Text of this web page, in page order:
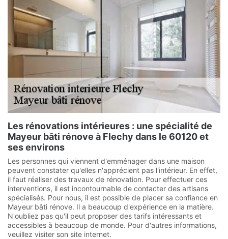
Les rénovations intérieures : une spécialité de
Mayeur bâti rénove à Flechy dans le 60120 et
ses environs
Les personnes qui viennent d'emménager dans une maison
peuvent constater qu'elles n'apprécient pas l'intérieur. En effet,
il faut réaliser des travaux de rénovation. Pour effectuer ces
interventions, il est incontournable de contacter des artisans
spécialisés. Pour nous, il est possible de placer sa confiance en
Mayeur bâti rénove. Il a beaucoup d'expérience en la matière.
N'oubliez pas qu'il peut proposer des tarifs intéressants et
accessibles à beaucoup de monde. Pour d'autres informations,
veuillez visiter son site internet.